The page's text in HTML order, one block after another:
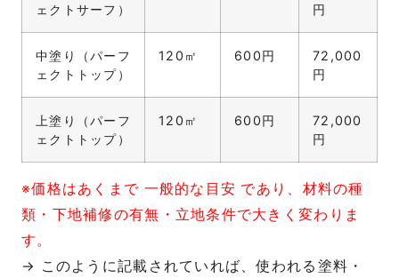
ェクトサーフ） 円
中塗り（パーフ
ェクトトップ）
120㎡ 600円
72,000
円
上塗り（パーフ
ェクトトップ）
120㎡ 600円
72,000
円
※価格はあくまで 一般的な目安 であり、材料の種
類・下地補修の有無・立地条件で大きく変わりま
す。
→ このように記載されていれば、使われる塗料・